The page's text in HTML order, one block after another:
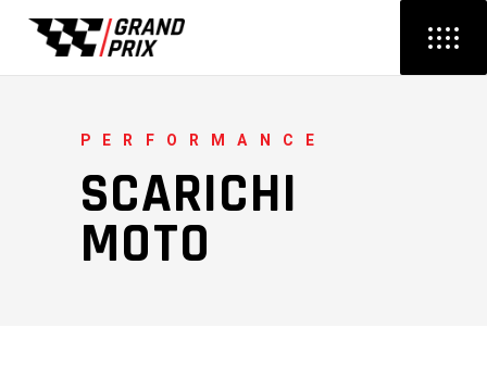
PERFORMANCE
SCARICHI
MOTO